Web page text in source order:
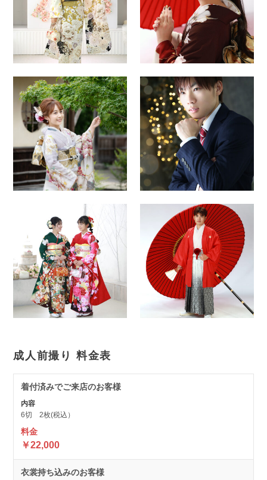
成人前撮り 料金表
着付済みでご来店のお客様
6切 2枚(税込）
￥22,000
衣裳持ち込みのお客様